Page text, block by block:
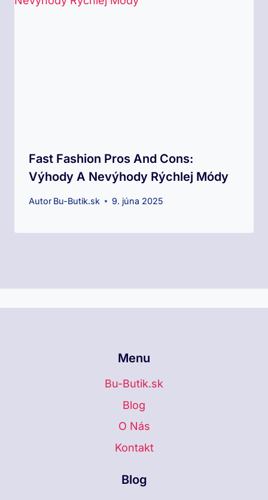
Fast Fashion Pros And Cons:
Výhody A Nevýhody Rýchlej Módy
Autor Bu-Butik.sk 9. júna 2025
Menu
Bu-Butik.sk
Blog
O Nás
Kontakt
Blog